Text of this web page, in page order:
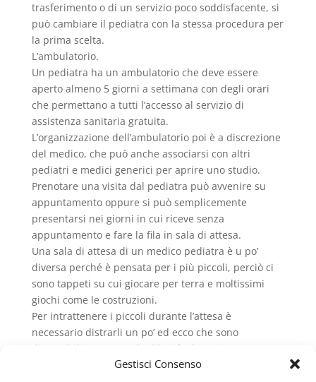
Gestisci Consenso
trasferimento o di un servizio poco soddisfacente, si
può cambiare il pediatra con la stessa procedura per
la prima scelta.
L’ambulatorio.
Un pediatra ha un ambulatorio che deve essere
aperto almeno 5 giorni a settimana con degli orari
che permettano a tutti l’accesso al servizio di
assistenza sanitaria gratuita.
L’organizzazione dell’ambulatorio poi è a discrezione
del medico, che può anche associarsi con altri
pediatri e medici generici per aprire uno studio.
Prenotare una visita dal pediatra può avvenire su
appuntamento oppure si può semplicemente
presentarsi nei giorni in cui riceve senza
appuntamento e fare la fila in sala di attesa.
Una sala di attesa di un medico pediatra è u po’
diversa perché è pensata per i più piccoli, perciò ci
sono tappeti su cui giocare per terra e moltissimi
giochi come le costruzioni.
Per intrattenere i piccoli durante l’attesa è
necessario distrarli un po’ ed ecco che sono
disponibili spesso anche libri, fogli, matite,
pennarelli colorati etc. con cui fare un bel disegno